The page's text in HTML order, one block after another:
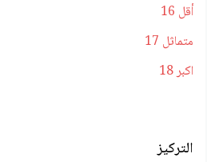
أقل 16
متماثل 17
اكبر 18
التركيز